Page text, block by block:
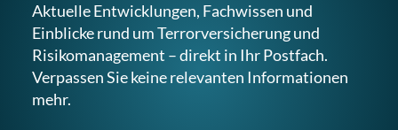
Aktuelle Entwicklungen, Fachwissen und
Einblicke rund um Terrorversicherung und
Risikomanagement – direkt in Ihr Postfach.
Verpassen Sie keine relevanten Informationen
mehr.